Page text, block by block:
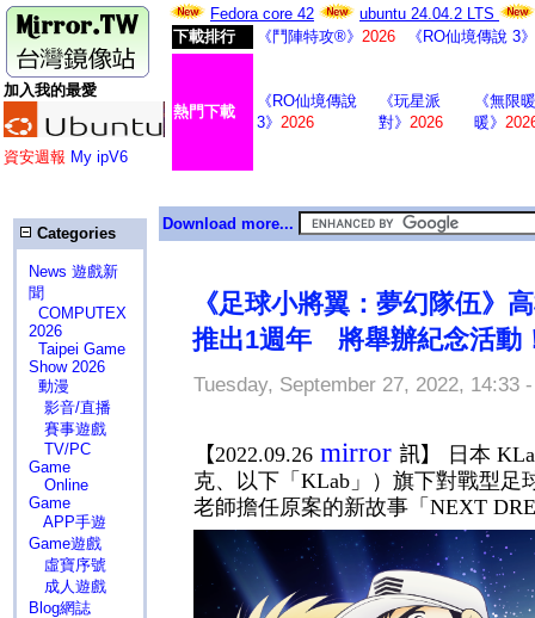
加入我的最愛
資安週報 My ipV6
Fedora core 42
ubuntu 24.04.2 LTS
下載排行
《鬥陣特攻®》 2026 《RO仙境傳說 3》
熱門下載
《RO仙境傳說
3》 2026
《玩星派
對》 2026
《無限暖
暖》
Categories
News 遊戲新
聞
COMPUTEX
2026
Taipei Game
Show 2026
動漫
影音/直播
賽事遊戲
TV/PC
Game
Online
Game
APP手遊
Game遊戲
虛寶序號
成人遊戲
Blog網誌
Download more...
《足球小將翼：夢幻隊伍》
推出1週年 將舉辦紀念活動
Tuesday, September 27, 2022, 14:33
【2022.09.26 mirror 訊】 日本
克、以下「 KLab 」）旗下對戰型
老師擔任原案的新故事「 NEXT